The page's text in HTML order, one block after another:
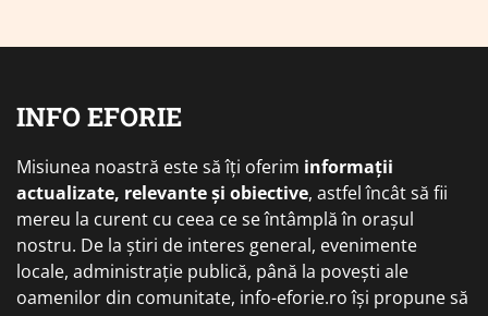
INFO EFORIE
Misiunea noastră este să îți oferim informații
actualizate, relevante și obiective, astfel încât să fii
mereu la curent cu ceea ce se întâmplă în orașul
nostru. De la știri de interes general, evenimente
locale, administrație publică, până la povești ale
oamenilor din comunitate, info-eforie.ro își propune să